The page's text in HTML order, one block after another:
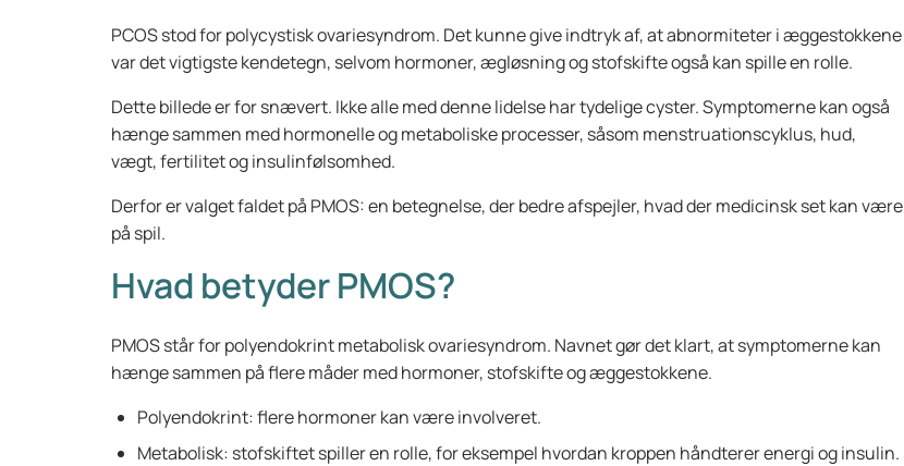
PCOS stod for polycystisk ovariesyndrom. Det kunne give indtryk af, at abnormiteter i æggestokkene
var det vigtigste kendetegn, selvom hormoner, ægløsning og stofskifte også kan spille en rolle.
Dette billede er for snævert. Ikke alle med denne lidelse har tydelige cyster. Symptomerne kan også
hænge sammen med hormonelle og metaboliske processer, såsom menstruationscyklus, hud,
vægt, fertilitet og insulinfølsomhed.
Derfor er valget faldet på PMOS: en betegnelse, der bedre afspejler, hvad der medicinsk set kan være
på spil.
Hvad betyder PMOS?
PMOS står for polyendokrint metabolisk ovariesyndrom. Navnet gør det klart, at symptomerne kan
hænge sammen på flere måder med hormoner, stofskifte og æggestokkene.
Polyendokrint: flere hormoner kan være involveret.
Metabolisk: stofskiftet spiller en rolle, for eksempel hvordan kroppen håndterer energi og insulin.